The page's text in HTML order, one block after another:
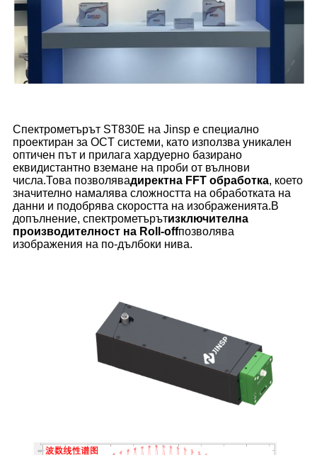
Спектрометърът ST830E на Jinsp е специално
проектиран за OCT системи, като използва уникален
оптичен път и прилага хардуерно базирано
еквидистантно вземане на проби от вълнови
числа.Това позволявадиректна FFT обработка, което
значително намалява сложността на обработката на
данни и подобрява скоростта на изображенията.В
допълнение, спектрометърътизключителна
производителност на Roll-offпозволява
изображения на по-дълбоки нива.